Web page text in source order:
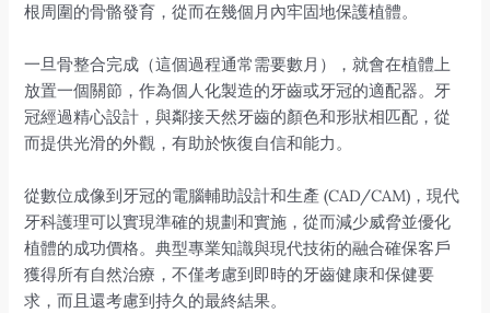
根周圍的骨骼發育，從而在幾個月內牢固地保護植體。
一旦骨整合完成（這個過程通常需要數月），就會在植體上
放置一個關節，作為個人化製造的牙齒或牙冠的適配器。牙
冠經過精心設計，與鄰接天然牙齒的顏色和形狀相匹配，從
而提供光滑的外觀，有助於恢復自信和能力。
從數位成像到牙冠的電腦輔助設計和生產 (CAD/CAM)，現代
牙科護理可以實現準確的規劃和實施，從而減少威脅並優化
植體的成功價格。典型專業知識與現代技術的融合確保客戶
獲得所有自然治療，不僅考慮到即時的牙齒健康和保健要
求，而且還考慮到持久的最終結果。